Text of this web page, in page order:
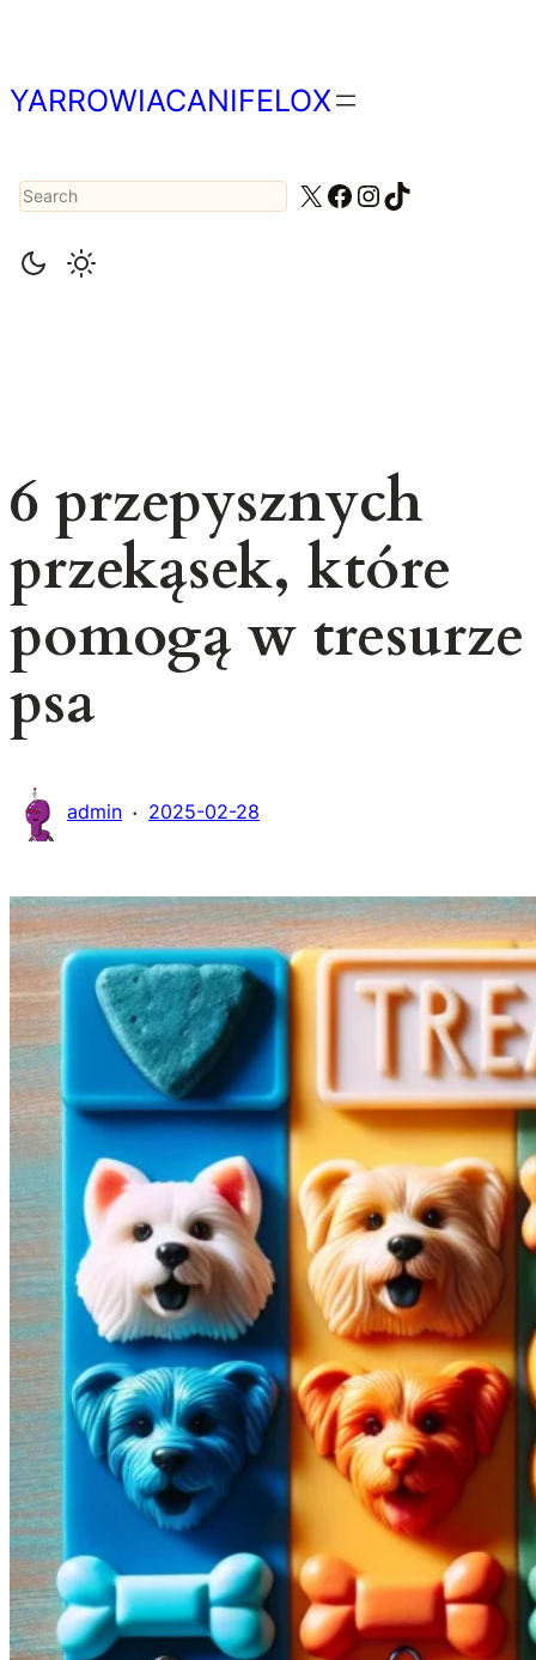
treści
YARROWIACANIFELOX
Search X Facebook
Instagram
TikTok
6 przepysznych
przekąsek, które
pomogą w tresurze
psa
admin · 2025-02-28